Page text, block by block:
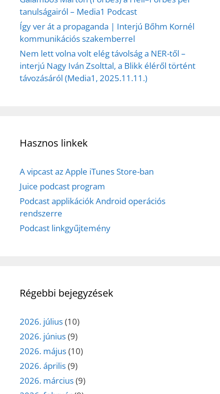
tanulságairól – Media1 Podcast
Így ver át a propaganda | Interjú Bőhm Kornél
kommunikációs szakemberrel
Nem lett volna volt elég távolság a NER-től –
interjú Nagy Iván Zsolttal, a Blikk éléről történt
távozásáról (Media1, 2025.11.11.)
Hasznos linkek
A vipcast az Apple iTunes Store-ban
Juice podcast program
Podcast applikációk Android operációs
rendszerre
Podcast linkgyűjtemény
Régebbi bejegyzések
2026. július(10)
2026. június(9)
2026. május(10)
2026. április(9)
2026. március(9)